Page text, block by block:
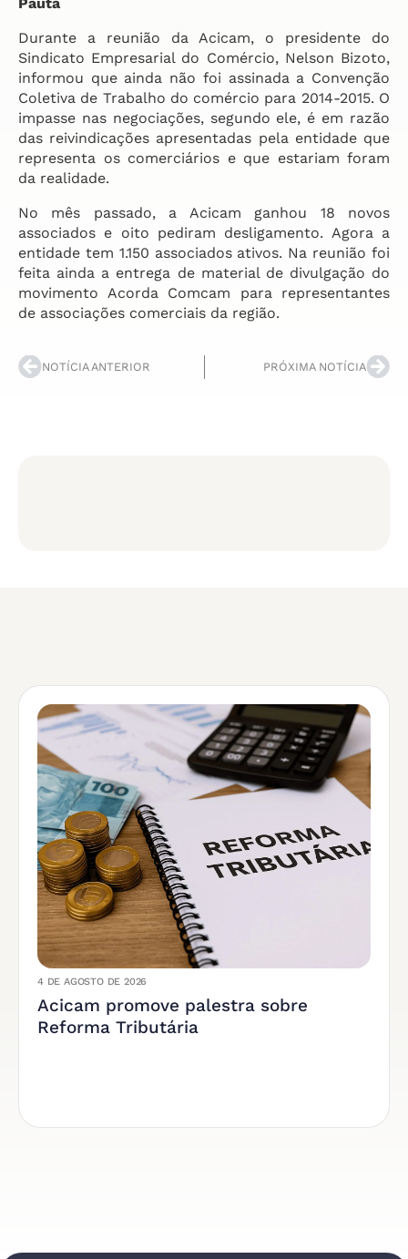
Durante a reunião da Acicam, o presidente do
Sindicato Empresarial do Comércio, Nelson Bizoto,
informou que ainda não foi assinada a Convenção
Coletiva de Trabalho do comércio para 2014-2015. O
impasse nas negociações, segundo ele, é em razão
das reivindicações apresentadas pela entidade que
representa os comerciários e que estariam foram
da realidade.
No mês passado, a Acicam ganhou 18 novos
associados e oito pediram desligamento. Agora a
entidade tem 1.150 associados ativos. Na reunião foi
feita ainda a entrega de material de divulgação do
movimento Acorda Comcam para representantes
de associações comerciais da região.
NOTÍCIA ANTERIOR PRÓXIMA NOTÍCIA
4 DE AGOSTO DE 2026
Acicam promove palestra sobre
Reforma Tributária